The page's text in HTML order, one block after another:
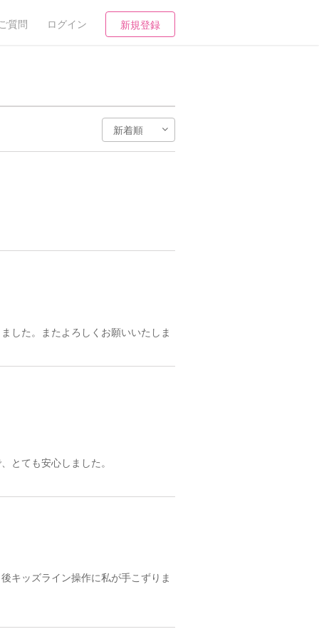
質問 ログイン 新規登録
した。またよろしくお願いいたしま
とても安心しました。
キッズライン操作に私が手こずりま